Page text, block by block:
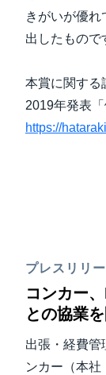
きがいが優
出したもので
本賞に関する
2019年発表
https://
プレスリリ
コンカー
との協業
出張・経費管
ンカー（本